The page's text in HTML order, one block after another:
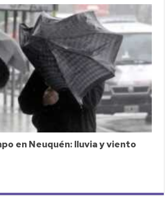
en Neuquén: lluvia y viento